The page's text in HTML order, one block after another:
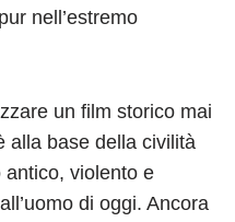
nell’estremo
un film storico mai
alla base della civilità
violento e
di oggi. Ancora